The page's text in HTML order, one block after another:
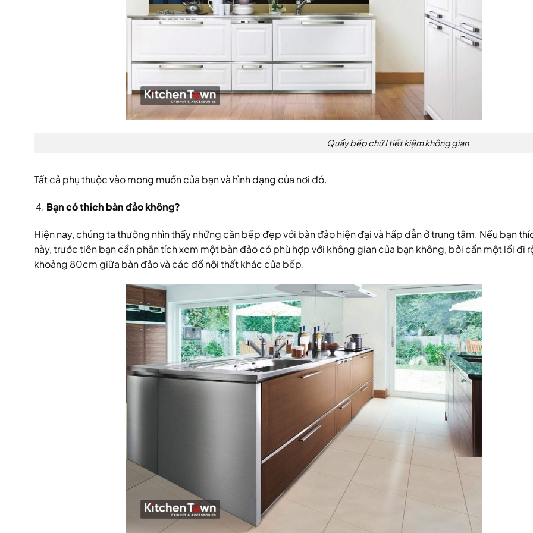
Quầy bếp chữ I tiết kiệm không gian
Tất cả phụ thuộc vào mong muốn của bạn và hình dạng của nơi đó.
Bạn có thích bàn đảo không?
Hiện nay, chúng ta thường nhìn thấy những căn bếp đẹp với bàn đảo hiện đại và hấp dẫn ở trung tâm. Nếu bạn
này, trước tiên bạn cần phân tích xem một bàn đảo có phù hợp với không gian của bạn không, bởi cần một lối đi
khoảng 80cm giữa bàn đảo và các đồ nội thất khác của bếp.